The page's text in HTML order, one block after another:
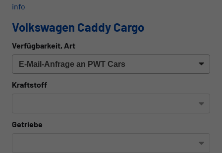
info
Volkswagen Caddy Cargo
Verfügbarkeit, Art
Kraftstoff
Getriebe